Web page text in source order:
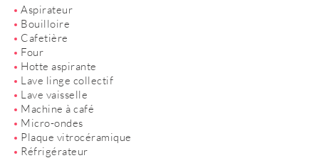
Aspirateur
Bouilloire
Cafetière
Four
Hotte aspirante
Lave linge collectif
Lave vaisselle
Machine à café
Micro-ondes
Plaque vitrocéramique
Réfrigérateur